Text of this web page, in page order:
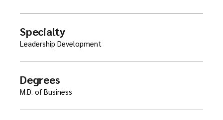
Specialty
Leadership Development
Degrees
M.D. of Business